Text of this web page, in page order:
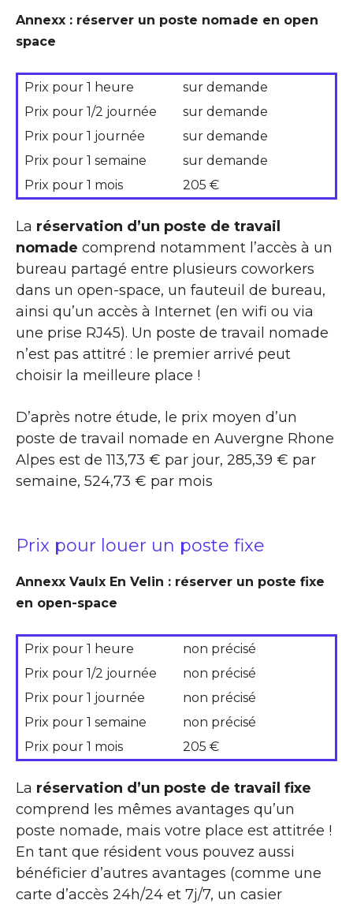
Annexx : réserver un poste nomade en open
space
Prix pour 1 heure
sur demande
Prix pour 1/2 journée
sur demande
Prix pour 1 journée
sur demande
Prix pour 1 semaine
sur demande
Prix pour 1 mois
205 €
La réservation d’un poste de travail
nomade comprend notamment l’accès à un
bureau partagé entre plusieurs coworkers
dans un open-space, un fauteuil de bureau,
ainsi qu’un accès à Internet (en wifi ou via
une prise RJ45). Un poste de travail nomade
n’est pas attitré : le premier arrivé peut
choisir la meilleure place !
D’après notre étude, le prix moyen d’un
poste de travail nomade en Auvergne Rhone
Alpes est de 113,73 € par jour, 285,39 € par
semaine, 524,73 € par mois
Prix pour louer un poste fixe
Annexx Vaulx En Velin : réserver un poste fixe
en open-space
Prix pour 1 heure
non précisé
Prix pour 1/2 journée
non précisé
Prix pour 1 journée
non précisé
Prix pour 1 semaine
non précisé
Prix pour 1 mois
205 €
La réservation d’un poste de travail fixe
comprend les mêmes avantages qu’un
poste nomade, mais votre place est attitrée !
En tant que résident vous pouvez aussi
bénéficier d’autres avantages (comme une
carte d’accès 24h/24 et 7j/7, un casier